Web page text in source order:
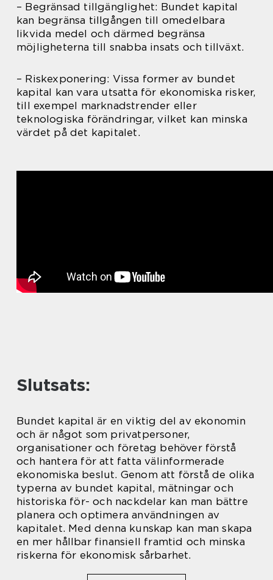
– Begränsad tillgänglighet: Bundet kapital
kan begränsa tillgången till omedelbara
likvida medel och därmed begränsa
möjligheterna till snabba insats och tillväxt.
– Riskexponering: Vissa former av bundet
kapital kan vara utsatta för ekonomiska risker,
till exempel marknadstrender eller
teknologiska förändringar, vilket kan minska
värdet på det kapitalet.
Slutsats:
Bundet kapital är en viktig del av ekonomin
och är något som privatpersoner,
organisationer och företag behöver förstå
och hantera för att fatta välinformerade
ekonomiska beslut. Genom att förstå de olika
typerna av bundet kapital, mätningar och
historiska för- och nackdelar kan man bättre
planera och optimera användningen av
kapitalet. Med denna kunskap kan man skapa
en mer hållbar finansiell framtid och minska
riskerna för ekonomisk sårbarhet.